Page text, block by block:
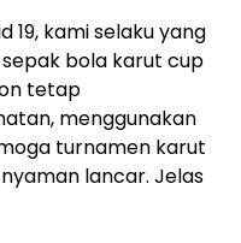
19, kami selaku yang
bola karut cup
tetap
menggunakan
turnamen karut
lancar. Jelas